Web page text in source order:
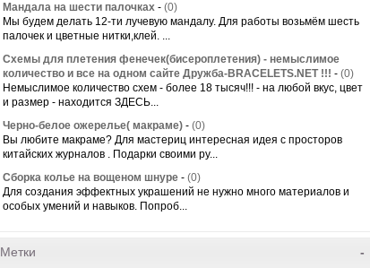
Мандала на шести палочках - (0)
Мы будем делать 12-ти лучевую мандалу. Для работы возьмём шесть
палочек и цветные нитки,клей. ...
Схемы для плетения фенечек(бисероплетения) - немыслимое
количество и все на одном сайте Дружба-BRACELETS.NET !!! - (0)
Немыслимое количество схем - более 18 тысяч!!! - на любой вкус, цвет
и размер - находится ЗДЕСЬ...
Черно-белое ожерелье( макраме) - (0)
Вы любите макраме? Для мастериц интересная идея с просторов
китайских журналов . Подарки своими ру...
Сборка колье на вощеном шнуре - (0)
Для создания эффектных украшений не нужно много материалов и
особых умений и навыков. Попроб...
-
Метки